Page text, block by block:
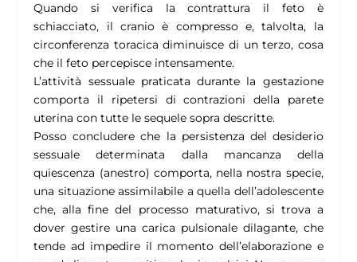
Quando si verifica la contrattura il feto è
schiacciato, il cranio è compresso e, talvolta, la
circonferenza toracica diminuisce di un terzo, cosa
che il feto percepisce intensamente.
L’attività sessuale praticata durante la gestazione
comporta il ripetersi di contrazioni della parete
uterina con tutte le sequele sopra descritte.
Posso concludere che la persistenza del desiderio
sessuale determinata dalla mancanza della
quiescenza (anestro) comporta, nella nostra specie,
una situazione assimilabile a quella dell’adolescente
che, alla fine del processo maturativo, si trova a
dover gestire una carica pulsionale dilagante, che
tende ad impedire il momento dell’elaborazione e